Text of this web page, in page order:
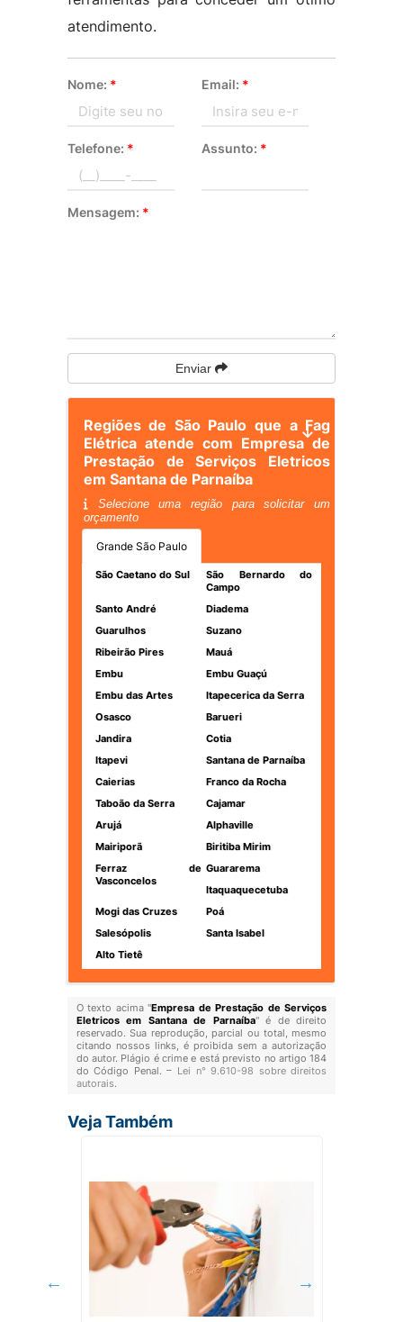
atendimento.
Nome: * Email: *
Telefone: * Assunto: *
Mensagem: *
Enviar
Regiões de São Paulo que a Fag
Elétrica atende com Empresa de
Prestação de Serviços Eletricos
em Santana de Parnaíba
Selecione uma região para solicitar um
orçamento
Grande São Paulo
São Caetano do Sul
São Bernardo do
Campo
Santo André
Diadema
Guarulhos
Suzano
Ribeirão Pires
Mauá
Embu
Embu Guaçú
Embu das Artes
Itapecerica da Serra
Osasco
Barueri
Jandira
Cotia
Itapevi
Santana de Parnaíba
Caierias
Franco da Rocha
Taboão da Serra
Cajamar
Arujá
Alphaville
Mairiporã
Biritiba Mirim
Ferraz de
Vasconcelos
Guararema
Itaquaquecetuba
Mogi das Cruzes
Poá
Salesópolis
Santa Isabel
Alto Tietê
O texto acima "Empresa de Prestação de Serviços
Eletricos em Santana de Parnaíba" é de direito
reservado. Sua reprodução, parcial ou total, mesmo
citando nossos links, é proibida sem a autorização
do autor. Plágio é crime e está previsto no artigo 184
do Código Penal. – Lei n° 9.610-98 sobre direitos
autorais.
Veja Também